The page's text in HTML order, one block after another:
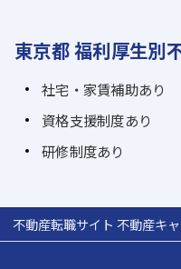
東京都 福利厚生別
社宅・家賃補助あり
資格支援制度あり
研修制度あり
不動産転職サイト 不動産キ